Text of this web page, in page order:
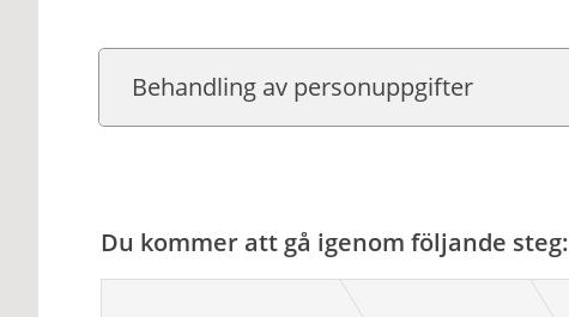
Behandling av personuppgifter
Du kommer att gå igenom följande steg: